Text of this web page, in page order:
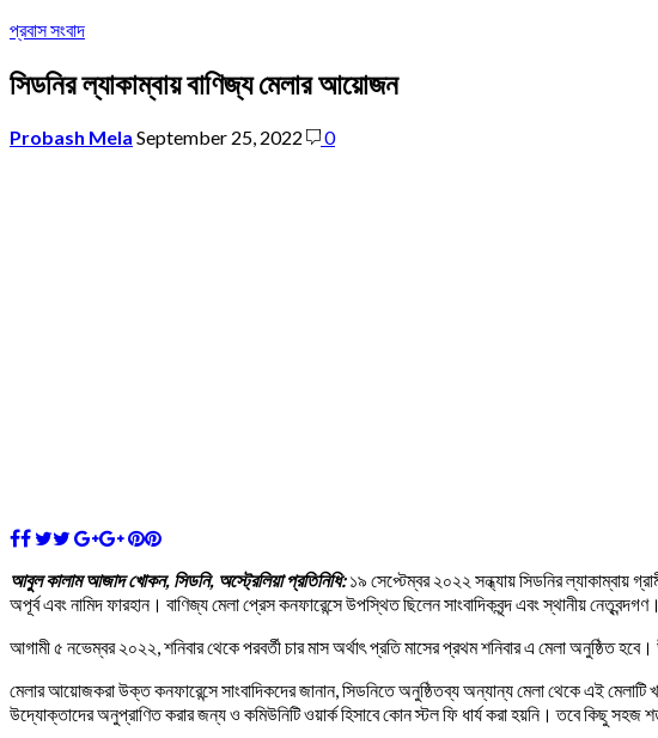
প্রবাস সংবাদ
সিডনির ল্যাকাম্বায় বাণিজ্য মেলার আয়োজন
Probash Mela September 25, 2022 0
আবুল কালাম আজাদ খোকন, সিডনি, অস্ট্রেলিয়া প্রতিনিধি:১৯ সেপ্টেম্বর ২০২২ সন্ধ্যায় সিডনির ল্যাকাম্বায়
অপূর্ব এবং নামিদ ফারহান। বাণিজ্য মেলা প্রেস কনফারেন্সে উপস্থিত ছিলেন সাংবাদিকবৃন্দ এবং স্থানীয় নেতৃবন্দগণ।
আগামী ৫ নভেম্বর ২০২২, শনিবার থেকে পরবর্তী চার মাস অর্থাৎ প্রতি মাসের প্রথম শনিবার এ মেলা অনুষ্ঠিত
মেলার আয়োজকরা উক্ত কনফারেন্সে সাংবাদিকদের জানান, সিডনিতে অনুষ্ঠিতব্য অন্যান্য মেলা থেকে এই মেলাটি
উদ্যোক্তাদের অনুপ্রাণিত করার জন্য ও কমিউনিটি ওয়ার্ক হিসাবে কোন স্টল ফি ধার্য করা হয়নি। তবে কিছু সহজ